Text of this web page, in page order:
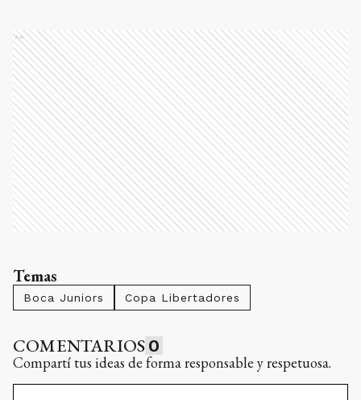
Ads
Temas
Boca Juniors Copa Libertadores
COMENTARIOS 0
Compartí tus ideas de forma responsable y respetuosa.